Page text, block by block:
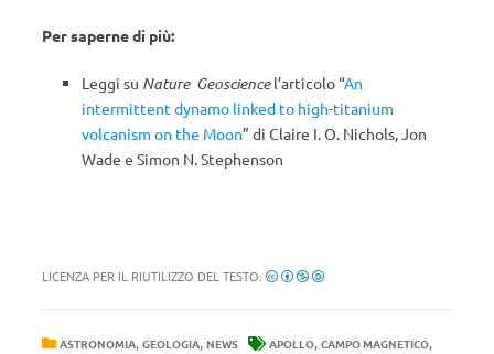
Per saperne di più:
Leggi su Nature Geosciencel’articolo “An
intermittent dynamo linked to high-titanium
volcanism on the Moon” di Claire I. O. Nichols, Jon
Wade e Simon N. Stephenson
LICENZA PER IL RIUTILIZZO DEL TESTO:
ASTRONOMIA, GEOLOGIA, NEWS APOLLO, CAMPO MAGNETICO,